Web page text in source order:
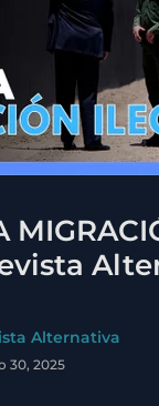
Alternativa
30, 2025